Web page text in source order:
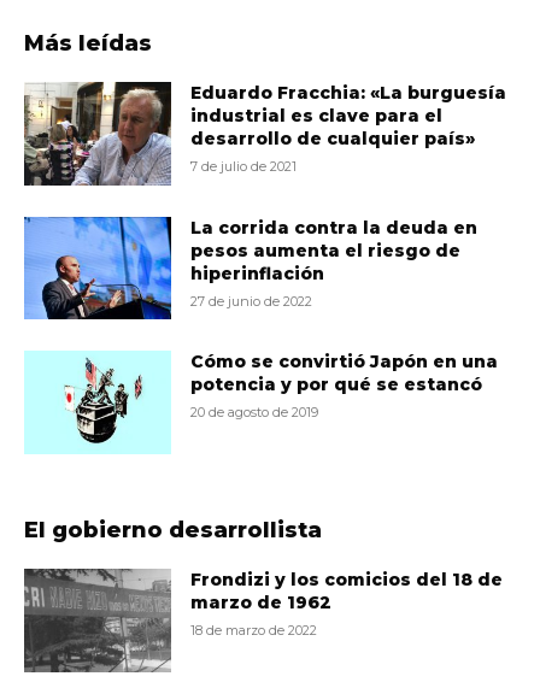
Más leídas
Eduardo Fracchia: «La burguesía
industrial es clave para el
desarrollo de cualquier país»
7 de julio de 2021
La corrida contra la deuda en
pesos aumenta el riesgo de
hiperinflación
27 de junio de 2022
Cómo se convirtió Japón en una
potencia y por qué se estancó
20 de agosto de 2019
El gobierno desarrollista
Frondizi y los comicios del 18 de
marzo de 1962
18 de marzo de 2022